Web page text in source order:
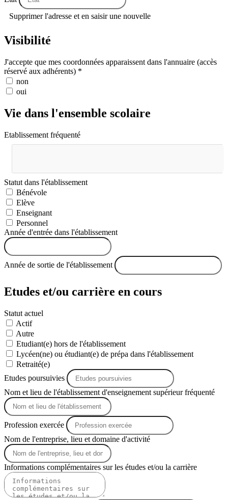
Supprimer l'adresse et en saisir une nouvelle
Visibilité
J'accepte que mes coordonnées apparaissent dans l'annuaire (accès
réservé aux adhérents) *
non
oui
Vie dans l'ensemble scolaire
Etablissement fréquenté
Statut dans l'établissement
Bénévole
Elève
Enseignant
Personnel
Année d'entrée dans l'établissement
Année de sortie de l'établissement
Etudes et/ou carrière en cours
Statut actuel
Actif
Autre
Etudiant(e) hors de l'établissement
Lycéen(ne) ou étudiant(e) de prépa dans l'établissement
Retraité(e)
Etudes poursuivies
Nom et lieu de l'établissement d'enseignement supérieur fréquenté
Profession exercée
Nom de l'entreprise, lieu et domaine d'activité
Informations complémentaires sur les études et/ou la carrière